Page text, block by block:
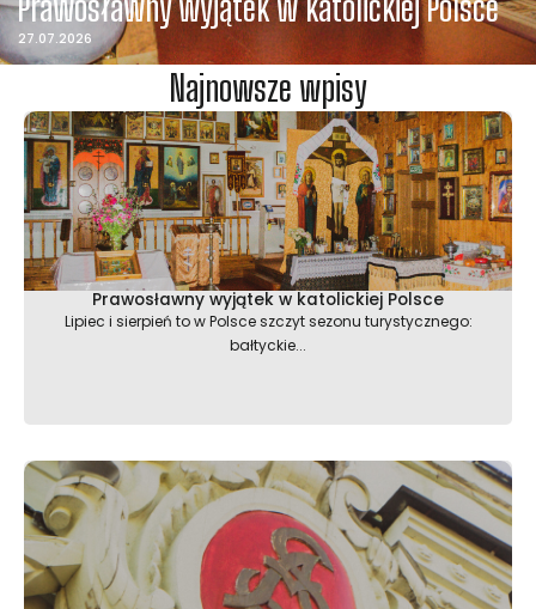
27.07.2026
Najnowsze wpisy
Prawosławny wyjątek w katolickiej Polsce
Lipiec i sierpień to w Polsce szczyt sezonu turystycznego:
bałtyckie...